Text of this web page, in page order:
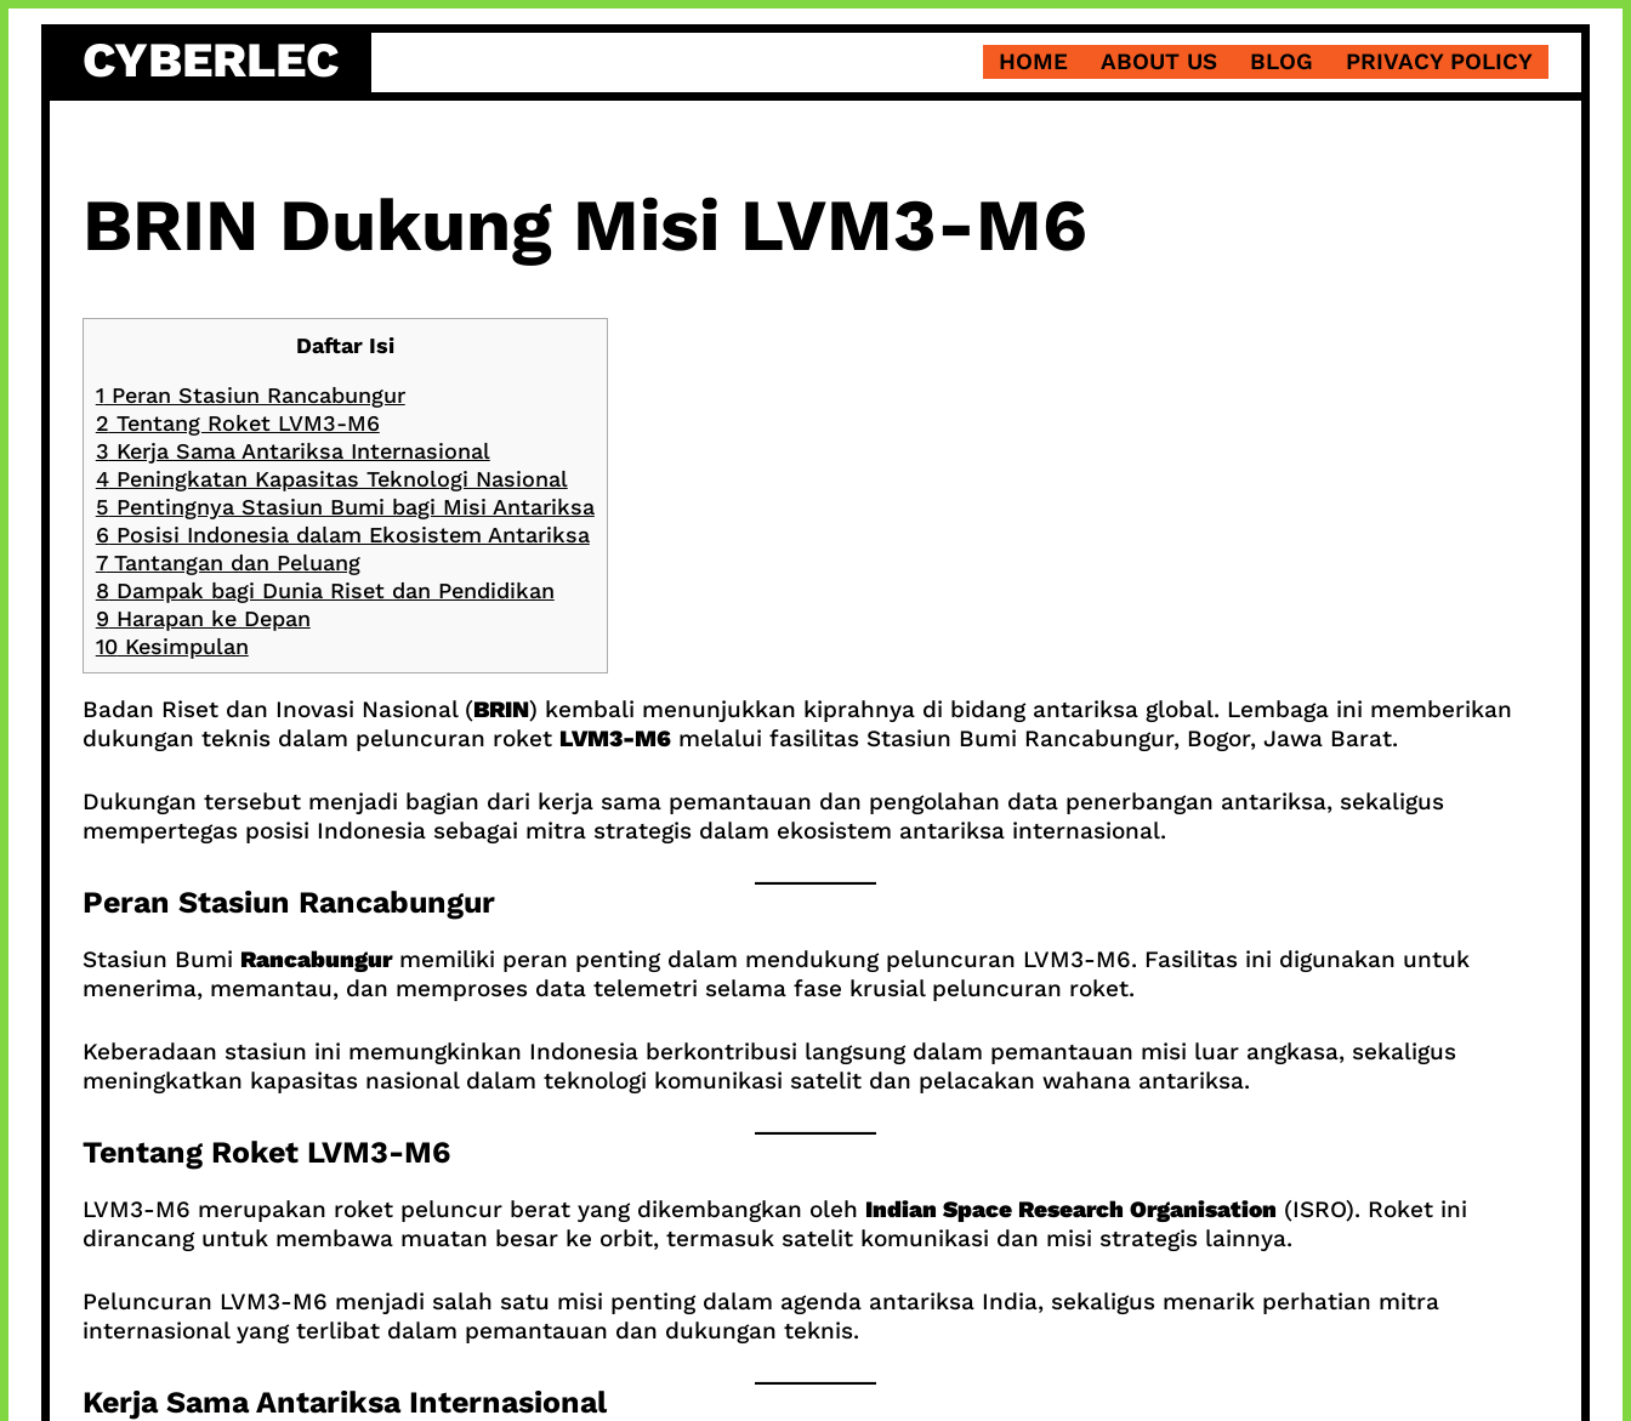
content
CYBERLEC HOME ABOUT US BLOG PRIVACY POLICY
BRIN Dukung Misi LVM3-M6
Daftar Isi
1 Peran Stasiun Rancabungur
2 Tentang Roket LVM3-M6
3 Kerja Sama Antariksa Internasional
4Peningkatan Kapasitas Teknologi Nasional
5 Pentingnya Stasiun Bumi bagi Misi Antariksa
6 Posisi Indonesia dalam Ekosistem Antariksa
7Tantangan dan Peluang
8 Dampak bagi Dunia Riset dan Pendidikan
9 Harapan ke Depan
10Kesimpulan
Badan Riset dan Inovasi Nasional (BRIN) kembali menunjukkan kiprahnya di bidang antariksa global. Lembaga ini memberikan
dukungan teknis dalam peluncuran roket LVM3-M6melalui fasilitas Stasiun Bumi Rancabungur, Bogor, Jawa Barat.
Dukungan tersebut menjadi bagian dari kerja sama pemantauan dan pengolahan data penerbangan antariksa, sekaligus
mempertegas posisi Indonesia sebagai mitra strategis dalam ekosistem antariksa internasional.
Peran Stasiun Rancabungur
Stasiun Bumi Rancabungurmemiliki peran penting dalam mendukung peluncuran LVM3-M6. Fasilitas ini digunakan untuk
menerima, memantau, dan memproses data telemetri selama fase krusial peluncuran roket.
Keberadaan stasiun ini memungkinkan Indonesia berkontribusi langsung dalam pemantauan misi luar angkasa, sekaligus
meningkatkan kapasitas nasional dalam teknologi komunikasi satelit dan pelacakan wahana antariksa.
Tentang Roket LVM3-M6
LVM3-M6 merupakan roket peluncur berat yang dikembangkan oleh Indian Space Research Organisation (ISRO). Roket ini
dirancang untuk membawa muatan besar ke orbit, termasuk satelit komunikasi dan misi strategis lainnya.
Peluncuran LVM3-M6 menjadi salah satu misi penting dalam agenda antariksa India, sekaligus menarik perhatian mitra
internasional yang terlibat dalam pemantauan dan dukungan teknis.
Kerja Sama Antariksa Internasional